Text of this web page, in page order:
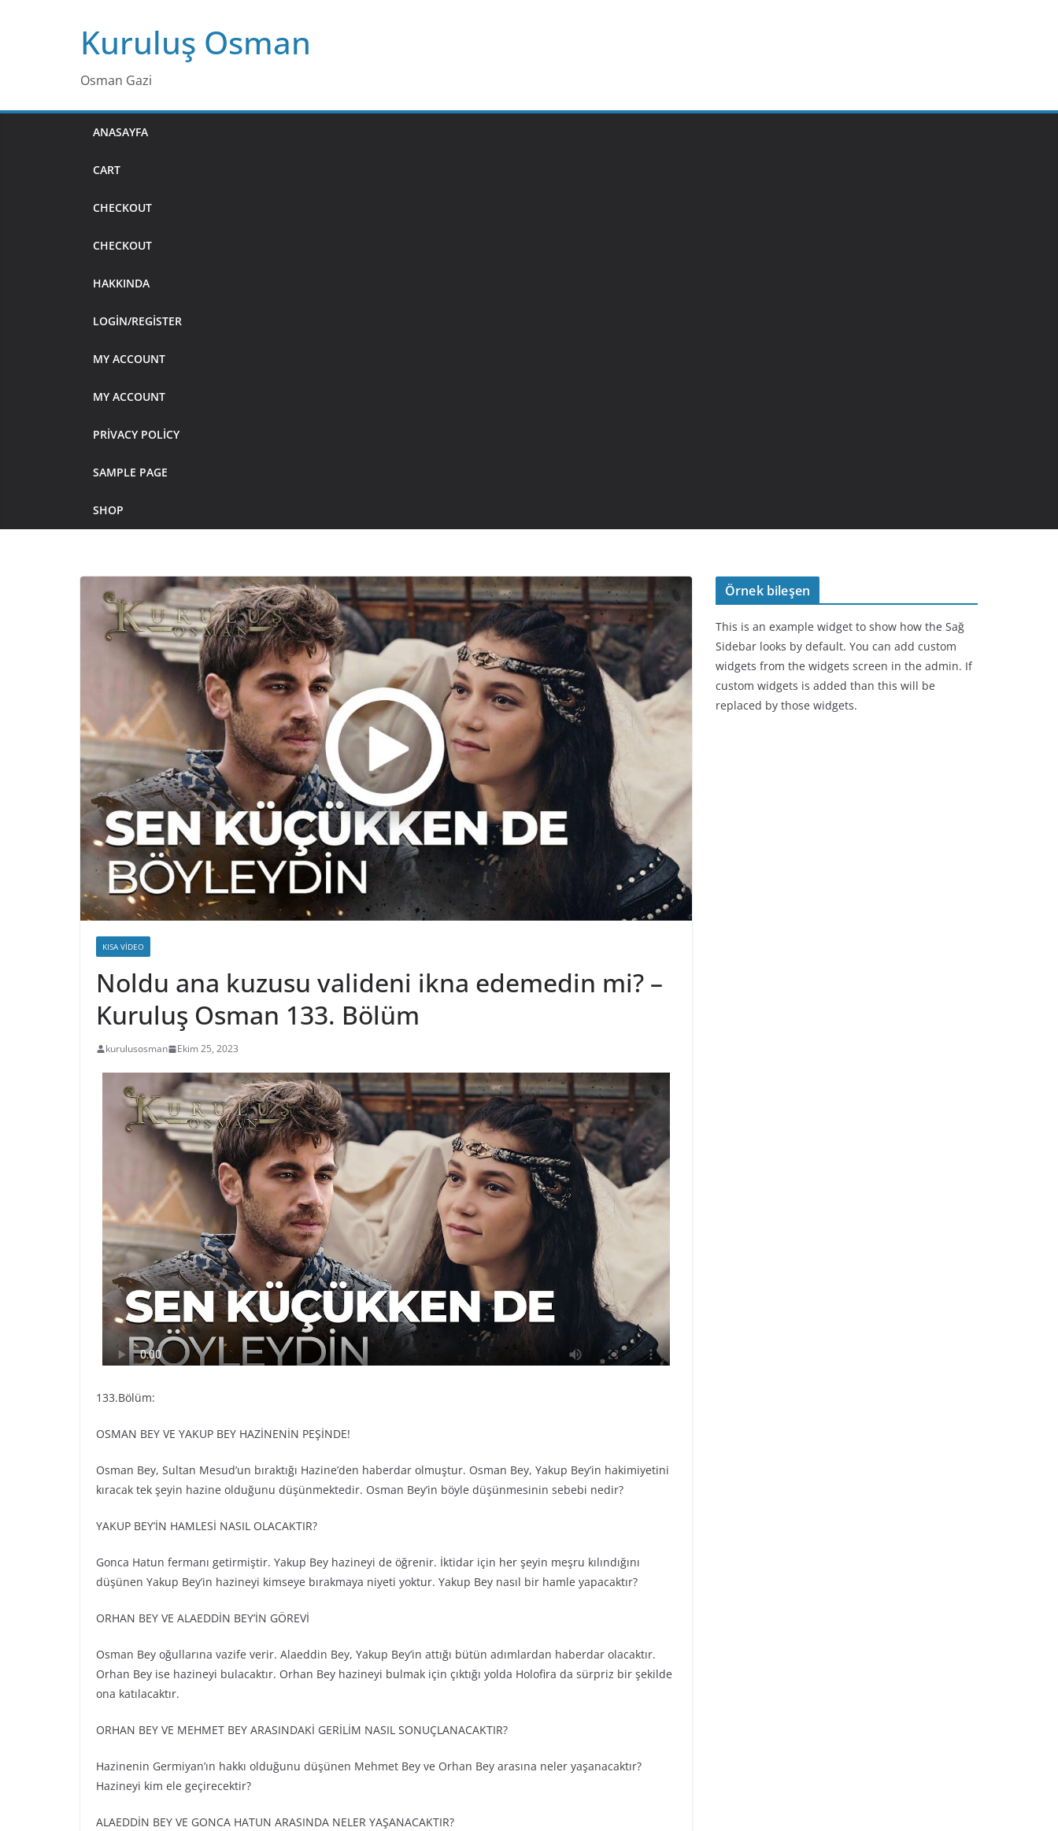
Kuruluş Osman
Osman Gazi
ANASAYFA
CART
CHECKOUT
CHECKOUT
HAKKINDA
LOGIN/REGISTER
MY ACCOUNT
MY ACCOUNT
PRIVACY POLICY
SAMPLE PAGE
SHOP
KISA VIDEO
Noldu ana kuzusu valideni ikna edemedin mi? –
Kuruluş Osman 133. Bölüm
kurulusosman Ekim 25, 2023
133.Bölüm:
OSMAN BEY VE YAKUP BEY HAZİNENİN PEŞİNDE!
Osman Bey, Sultan Mesud’un bıraktığı Hazine’den haberdar olmuştur. Osman Bey, Yakup Bey’in hakimiyetini
kıracak tek şeyin hazine olduğunu düşünmektedir. Osman Bey’in böyle düşünmesinin sebebi nedir?
YAKUP BEY’İN HAMLESİ NASIL OLACAKTIR?
Gonca Hatun fermanı getirmiştir. Yakup Bey hazineyi de öğrenir. İktidar için her şeyin meşru kılındığını
düşünen Yakup Bey’in hazineyi kimseye bırakmaya niyeti yoktur. Yakup Bey nasıl bir hamle yapacaktır?
ORHAN BEY VE ALAEDDİN BEY’İN GÖREVİ
Osman Bey oğullarına vazife verir. Alaeddin Bey, Yakup Bey’in attığı bütün adımlardan haberdar olacaktır.
Orhan Bey ise hazineyi bulacaktır. Orhan Bey hazineyi bulmak için çıktığı yolda Holofira da sürpriz bir şekilde
ona katılacaktır.
ORHAN BEY VE MEHMET BEY ARASINDAKİ GERİLİM NASIL SONUÇLANACAKTIR?
Hazinenin Germiyan’ın hakkı olduğunu düşünen Mehmet Bey ve Orhan Bey arasına neler yaşanacaktır?
Hazineyi kim ele geçirecektir?
ALAEDDİN BEY VE GONCA HATUN ARASINDA NELER YAŞANACAKTIR?
Örnek bileşen
This is an example widget to show how the Sağ
Sidebar looks by default. You can add custom
widgets from the widgets screen in the admin. If
custom widgets is added than this will be
replaced by those widgets.